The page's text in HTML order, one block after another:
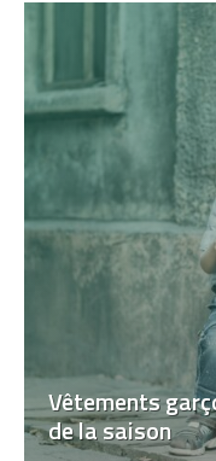
Vêtements
de la saison